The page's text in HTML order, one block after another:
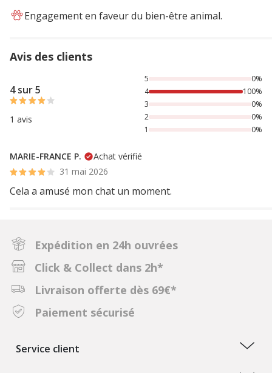
Engagement en faveur du bien-être animal.
Avis des clients
4 sur 5
1 avis
100% des personnes lont noté avec {1} étoiles,
5
0%
4
100%
3
0%
2
0%
1
0%
MARIE-FRANCE P.
Achat vérifié
31 mai 2026
Cela a amusé mon chat un moment.
Expédition en 24h ouvrées
Click & Collect dans 2h*
Livraison offerte dès 69€*
Paiement sécurisé
Service client